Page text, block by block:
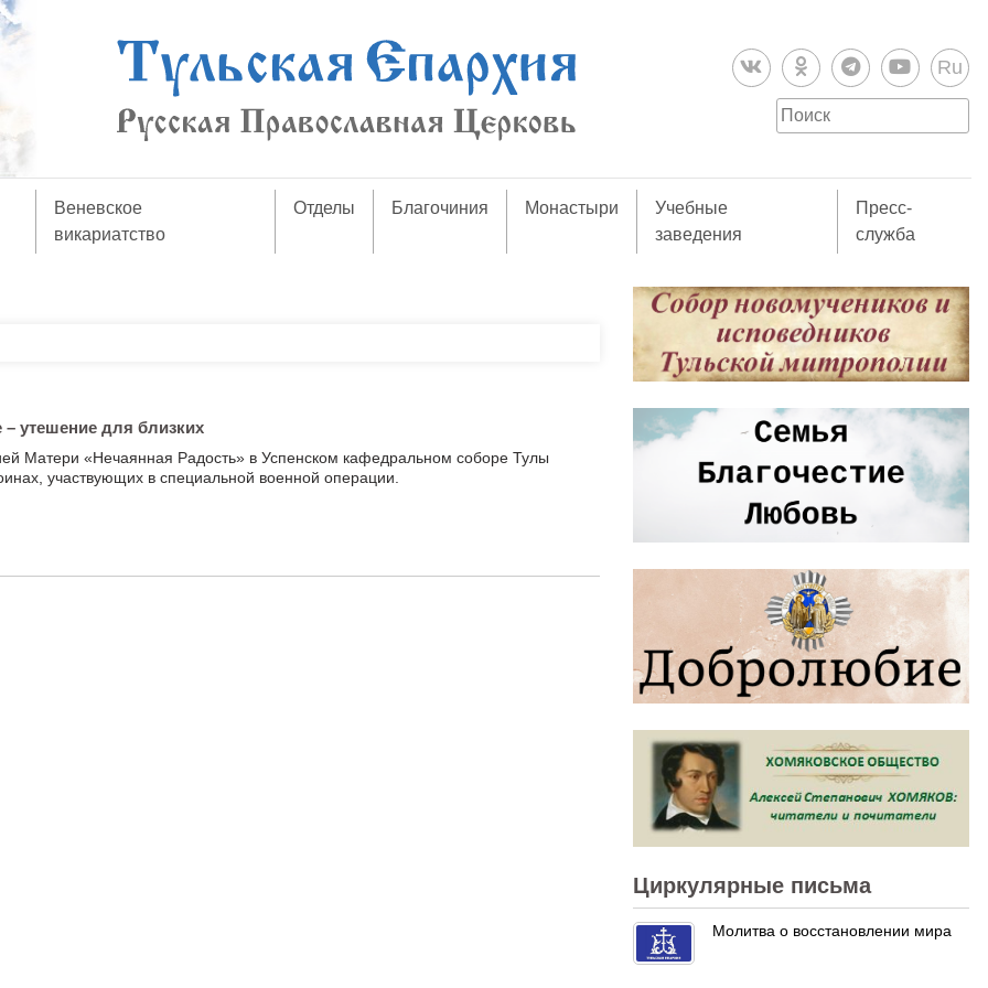
Ru
Веневское
викариатство
Отделы Благочиния Монастыри
Учебные
заведения
Пресс-
служба
утешение для близких
Матери «Нечаянная Радость» в Успенском кафедральном соборе Тулы
участвующих в специальной военной операции.
Циркулярные письма
Молитва о восстановлении мира